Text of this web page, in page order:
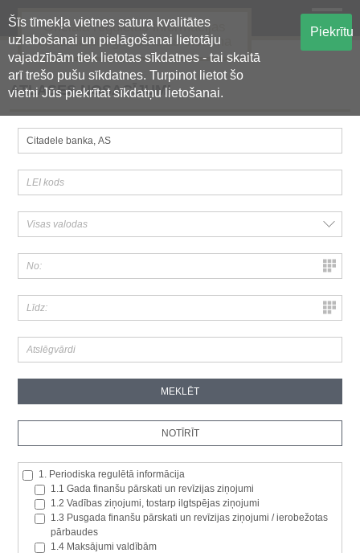
Šīs tīmekļa vietnes satura kvalitātes
uzlabošanai un pielāgošanai lietotāju
vajadzībām tiek lietotas sīkdatnes - tai skaitā
arī trešo pušu sīkdatnes. Turpinot lietot šo
vietni Jūs piekrītat sīkdatņu lietošanai.
Piekrītu
Oficiālā regulētās informācijas
centralizētā glabāšanas sistēma
ATLASES NOSACĪJUMI
1. Periodiska regulētā informācija
1.1 Gada finanšu pārskati un revīzijas ziņojumi
1.2 Vadības ziņojumi, tostarp ilgtspējas ziņojumi
1.3 Pusgada finanšu pārskati un revīzijas ziņojumi / ierobežotas
pārbaudes
1.4 Maksājumi valdībām